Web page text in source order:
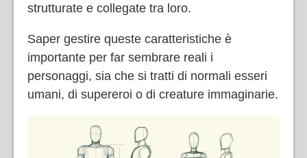
strutturate e collegate tra loro.
Saper gestire queste caratteristiche è
importante per far sembrare reali i
personaggi, sia che si tratti di normali esseri
umani, di supereroi o di creature immaginarie.